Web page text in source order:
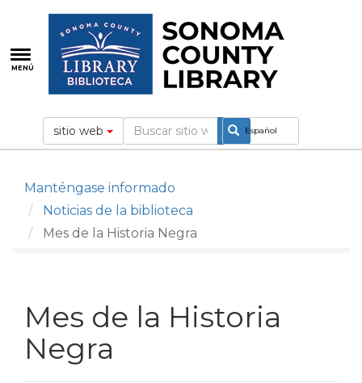
contenido
principal
MENÚ
Español
sitio web
Manténgase informado
Noticias de la biblioteca
Mes de la Historia Negra
Mes de la Historia
Negra